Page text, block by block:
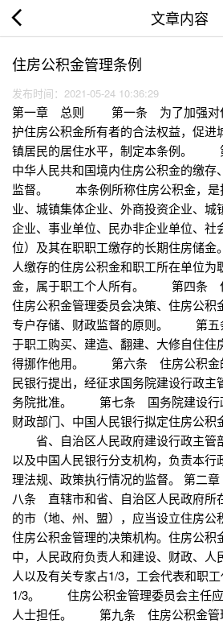
文章内容
住房公积金管理条例
发布时间：2021-05-24 10:36:29
第一章 总则 第一条 为了加强对住
护住房公积金所有者的合法权益，促进
镇居民的居住水平，制定本条例。
中华人民共和国境内住房公积金的缴存
监督。 本条例所称住房公积金，是
业、城镇集体企业、外商投资企业、城
企业、事业单位、民办非企业单位、社
位）及其在职职工缴存的长期住房
人缴存的住房公积金和职工所在单位为
金，属于职工个人所有。 第四条
住房公积金管理委员会决策、住房公积
专户存储、财政监督的原则。 第五
于职工购买、建造、翻建、大修自住住
得挪作他用。 第六条 住房公积金
民银行提出，经征求国务院建设行政主
务院批准。 第七条 国务院建设行
财政部门、中国人民银行拟定住房公积
省、自治区人民政府建设行政主管
以及中国人民银行分支机构，负责本行
理法规、政策执行情况的监督。 第
八条 直辖市和省、自治区人民政府所
的市（地、州、盟），应当设立住房公
住房公积金管理的决策机构。住房公积
中，人民政府负责人和建设、财政、人
人以及有关专家占1/3，工会代表和职
1/3。 住房公积金管理委员会主任应
人士担任。 第九条 住房公积金管